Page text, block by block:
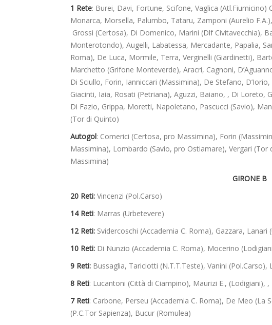
1 Rete: Burei, Davi, Fortune, Scifone, Vaglica (Atl.Fiumicino)
Monarca, Morsella, Palumbo, Tataru, Zamponi (Aurelio
Grossi (Certosa), Di Domenico, Marini (Dlf Civitavecchia),
Monterotondo), Augelli, Labatessa, Mercadante, Papalia,
Roma), De Luca, Mormile, Terra, Verginelli (Giardinetti),
Marchetto (Grifone Monteverde), Aracri, Cagnoni,
Di Sciullo, Forin, Ianniccari (Massimina), De Stefano,
Giacinti, Iaia, Rosati (Petriana), Aguzzi, Baiano, , Di Loreto,
Di Fazio, Grippa, Moretti, Napoletano, Pascucci (Savio),
(Tor di Quinto)
Autogol: Comerici (Certosa, pro Massimina), Forin
Massimina), Lombardo (Savio, pro Ostiamare), Vergari
Massimina)
GIRONE B
20 Reti: Vincenzi (Pol.Carso)
14 Reti: Marras (Urbetevere)
12 Reti: Svidercoschi (Accademia C. Roma), Gazzara, Lanari
10 Reti: Di Nunzio (Accademia C. Roma), Mocerino
9 Reti: Bussaglia, Tariciotti (N.T.T.Teste), Vanini (Pol.Carso),
8 Reti: Lucantoni (Città di Ciampino), Maurizi E., (Lodigiani),
7 Reti: Carbone, Perseu (Accademia C. Roma), De Meo (La
(P.C.Tor Sapienza), Bucur (Romulea)